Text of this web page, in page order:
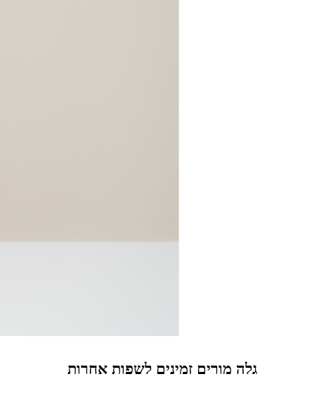
גלה מורים זמינים לשפות אחרות